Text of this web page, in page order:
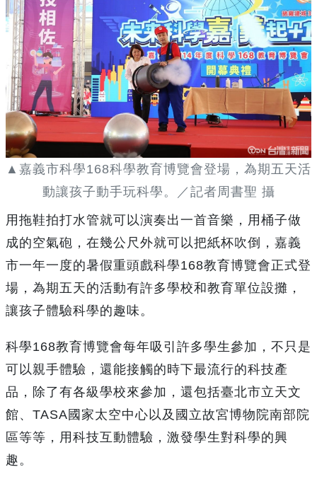
▲嘉義市科學168科學教育博覽會登場，為期五天活
動讓孩子動手玩科學。／記者周書聖 攝
用拖鞋拍打水管就可以演奏出一首音樂，用桶子做
成的空氣砲，在幾公尺外就可以把紙杯吹倒，嘉義
市一年一度的暑假重頭戲科學168教育博覽會正式登
場，為期五天的活動有許多學校和教育單位設攤，
讓孩子體驗科學的趣味。
科學168教育博覽會每年吸引許多學生參加，不只是
可以親手體驗，還能接觸的時下最流行的科技產
品，除了有各級學校來參加，還包括臺北市立天文
館、TASA國家太空中心以及國立故宮博物院南部院
區等等，用科技互動體驗，激發學生對科學的興
趣。